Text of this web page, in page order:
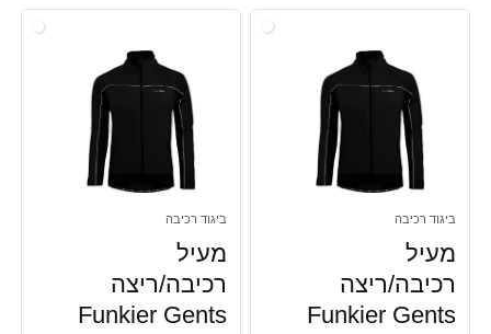
ביגוד רכיבה
מעיל
רכיבה/ריצה
Funkier Gents
ביגוד רכיבה
מעיל
רכיבה/ריצה
Funkier Gents